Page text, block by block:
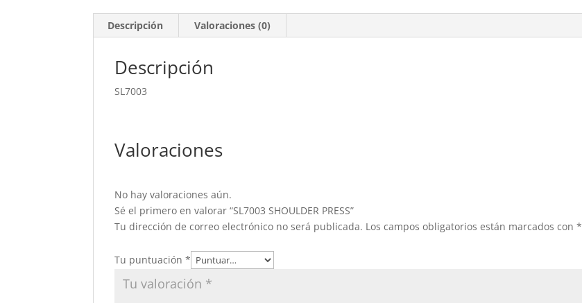
Descripción Valoraciones (0)
Descripción
SL7003
Valoraciones
No hay valoraciones aún.
Sé el primero en valorar “SL7003 SHOULDER PRESS”
Tu dirección de correo electrónico no será publicada. Los campos obligatorios están marcados con*
Tu puntuación*